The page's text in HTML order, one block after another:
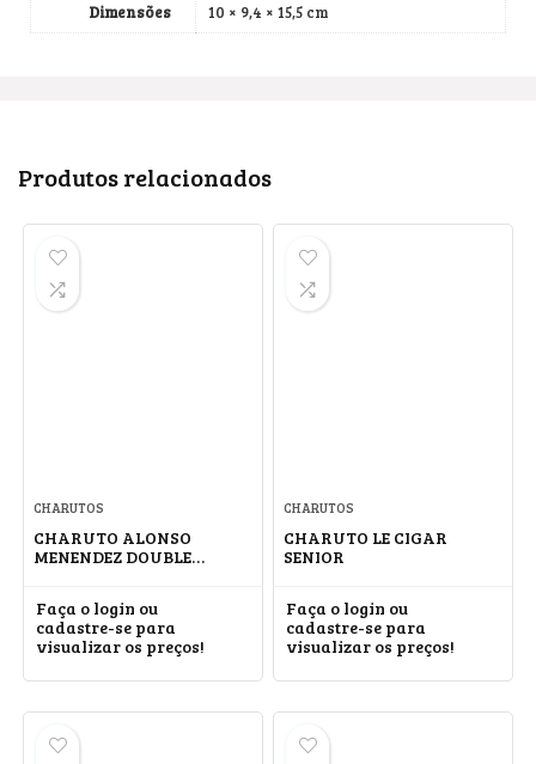
Dimensões
10 × 9,4 × 15,5 cm
Produtos relacionados
CHARUTOS
CHARUTO ALONSO
MENENDEZ DOUBLE
Faça o login ou
cadastre-se para
visualizar os preços!
CHARUTOS
CHARUTO LE CIGAR
SENIOR
Faça o login ou
cadastre-se para
visualizar os preços!